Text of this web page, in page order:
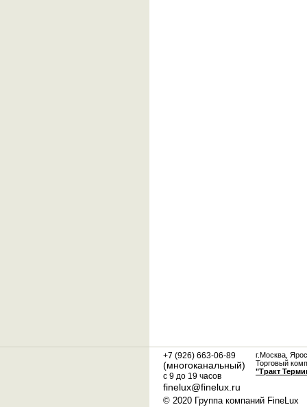
+7 (926) 663-06-89
(многоканальный)
с 9 до 19 часов
finelux@finelux.ru
г.Москва,
Торговый
"Тракт
© 2020 Группа компаний FineLux